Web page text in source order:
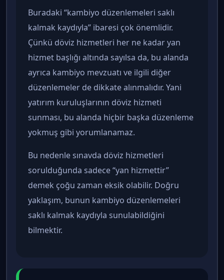
Buradaki “kambiyo düzenlemeleri saklı
kalmak kaydıyla” ibaresi çok önemlidir.
Çünkü döviz hizmetleri her ne kadar yan
hizmet başlığı altında sayılsa da, bu alanda
ayrıca kambiyo mevzuatı ve ilgili diğer
düzenlemeler de dikkate alınmalıdır. Yani
yatırım kuruluşlarının döviz hizmeti
sunması, bu alanda hiçbir başka düzenleme
yokmuş gibi yorumlanamaz.
Bu nedenle sınavda döviz hizmetleri
sorulduğunda sadece “yan hizmettir”
demek çoğu zaman eksik olabilir. Doğru
yaklaşım, bunun kambiyo düzenlemeleri
saklı kalmak kaydıyla sunulabildiğini
bilmektir.